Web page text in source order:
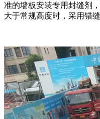
准的墙板安装专用封缝剂
大于常规高度时，采用错